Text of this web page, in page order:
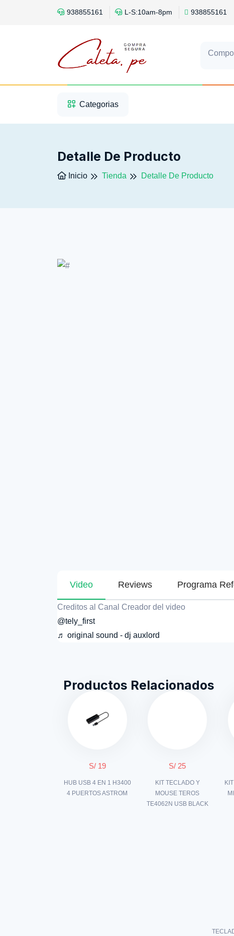
938855161 L-S:10am-8pm 938855161
Categorias
Detalle De Producto
Inicio Tienda Detalle De Producto
Video Reviews Programa
Creditos al Canal Creador del video
@tely_first
♬ original sound - dj auxlord
Productos Relacionados
S/ 19
HUB USB 4 EN 1 H3400
4 PUERTOS ASTROM
S/ 25
KIT TECLADO Y
MOUSE TEROS
TE4062N USB BLACK